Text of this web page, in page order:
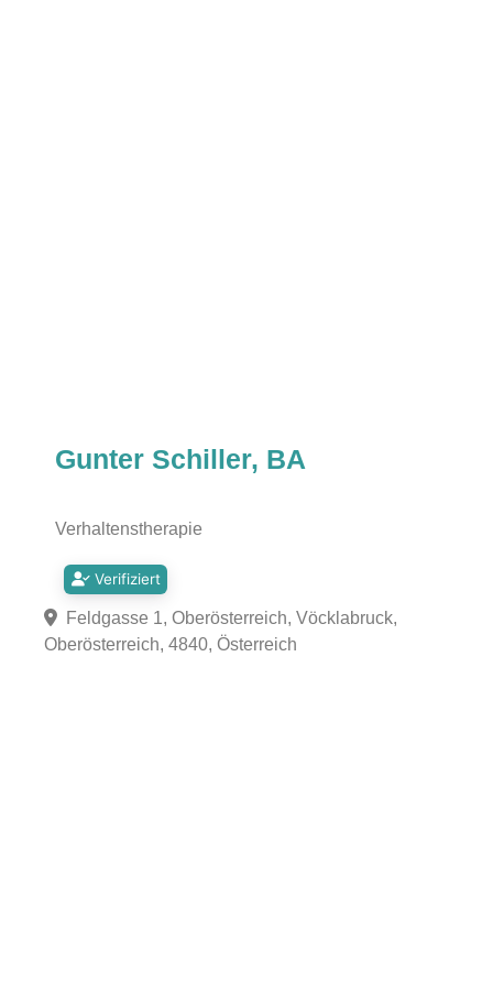
Gunter Schiller, BA
Verhaltenstherapie
Verifiziert
Feldgasse 1, Oberösterreich, Vöcklabruck,
Oberösterreich, 4840, Österreich